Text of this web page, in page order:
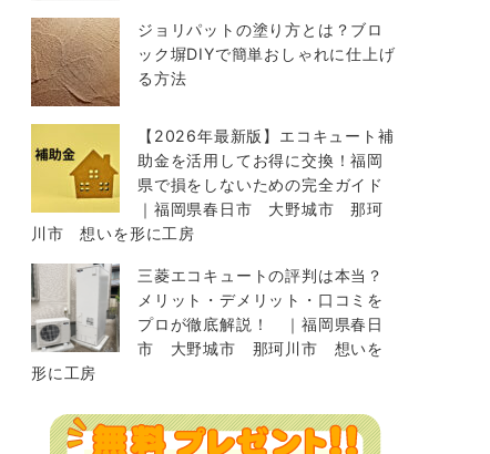
ジョリパットの塗り方とは？ブロ
ック塀DIYで簡単おしゃれに仕上げ
る方法
【2026年最新版】エコキュート補
助金を活用してお得に交換！福岡
県で損をしないための完全ガイド
｜福岡県春日市 大野城市 那珂
川市 想いを形に工房
三菱エコキュートの評判は本当？
メリット・デメリット・口コミを
プロが徹底解説！ ｜福岡県春日
市 大野城市 那珂川市 想いを
形に工房